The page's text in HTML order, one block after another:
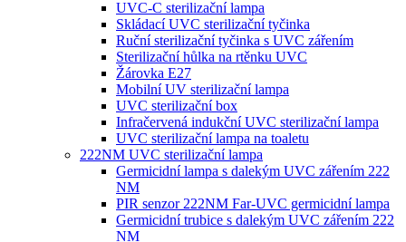
UVC-C sterilizační lampa
Skládací UVC sterilizační tyčinka
Ruční sterilizační tyčinka s UVC zářením
Sterilizační hůlka na rtěnku UVC
Žárovka E27
Mobilní UV sterilizační lampa
UVC sterilizační box
Infračervená indukční UVC sterilizační lampa
UVC sterilizační lampa na toaletu
222NM UVC sterilizační lampa
Germicidní lampa s dalekým UVC zářením 222
NM
PIR senzor 222NM Far-UVC germicidní lampa
Germicidní trubice s dalekým UVC zářením 222
NM